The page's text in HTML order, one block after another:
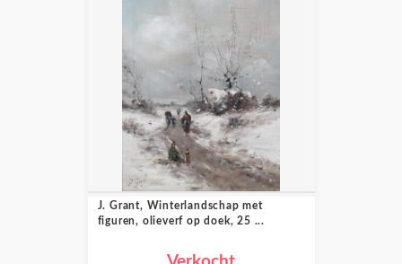
J. Grant, Winterlandschap met
figuren, olieverf op doek, 25 ...